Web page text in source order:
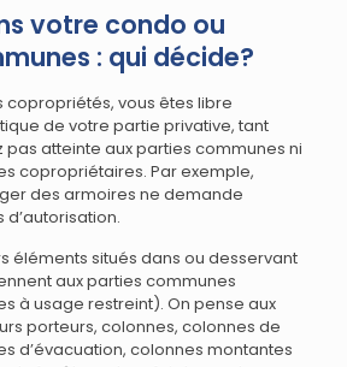
votre condo ou
: qui décide?
copropriétés, vous êtes libre
de votre partie privative, tant
pas atteinte aux parties communes ni
copropriétaires. Par exemple,
des armoires ne demande
éléments situés dans ou desservant
aux parties communes
à usage restreint). On pense aux
porteurs, colonnes, colonnes de
d’évacuation, colonnes montantes